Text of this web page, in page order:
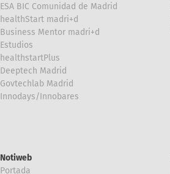
ESA BIC Comunidad de Madrid
healthStart madri+d
Business Mentor madri+d
Estudios
healthstartPlus
Deeptech Madrid
Govtechlab Madrid
Innodays/Innobares
Notiweb
Portada